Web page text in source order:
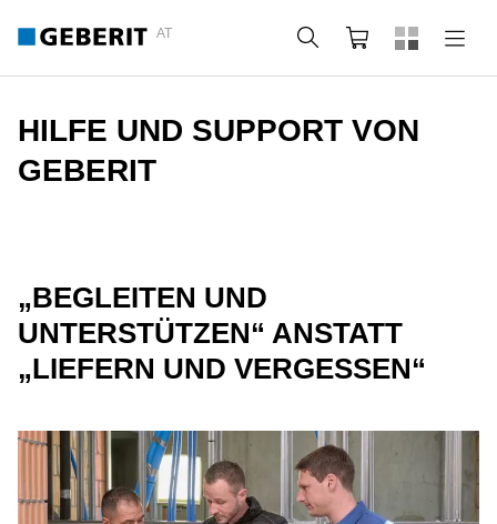
AT Suche Warenkorb
HILFE UND SUPPORT VON
GEBERIT
„BEGLEITEN UND
UNTERSTÜTZEN“ ANSTATT
„LIEFERN UND VERGESSEN“